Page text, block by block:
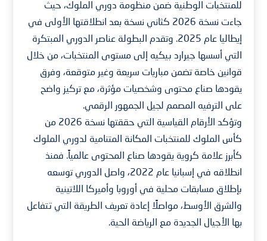
للمنتخبات الوطنية ضمن منظومة دوري الملوك، حيث
جاءت نسخة 2026 كثاني نسخة بعد انطلاقتها الأولى في
إيطاليا عام 2025. وتقدم البطولة عناصر الدوري المبتكرة
التي أسسها جيرارد بيكيه إلى مستوى المنتخبات، من خلال
قوانين خاصة تضمن مباريات سريعة وغير متوقعة، وفرق
يقودها صناع محتوى وشخصيات مؤثرة، مع تركيز واضح
على الترفيه المصمم لجيل الجمهور الرقمي.
وتؤكد الأرقام القياسية التي حققتها نسخة 2026 من
كأس الملوك للمنتخبات المكانة المتنامية لدوري الملوك
كأبرز علامة كروية يقودها صناع المحتوى عالمياً. فمنذ
انطلاقه في إسبانيا عام 2022، واصل الدوري توسعه
بإطلاق مسابقات محلية في أوروبا وأميركا اللاتينية
والشرق الأوسط، مواصلًا إعادة تعريف الطريقة التي تتفاعل
بها الأجيال الجديدة مع الرياضة الحية.